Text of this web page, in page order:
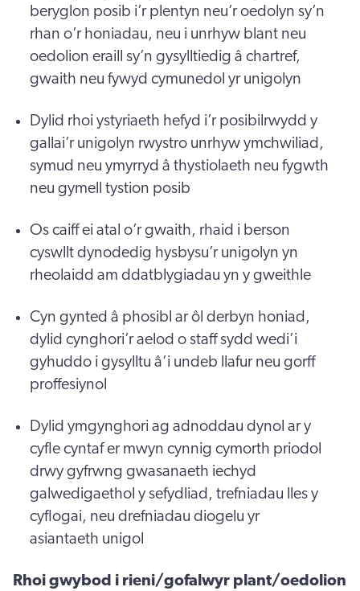
beryglon posib i’r plentyn neu’r oedolyn sy’n
rhan o’r honiadau, neu i unrhyw blant neu
oedolion eraill sy’n gysylltiedig â chartref,
gwaith neu fywyd cymunedol yr unigolyn
Dylid rhoi ystyriaeth hefyd i’r posibilrwydd y
gallai’r unigolyn rwystro unrhyw ymchwiliad,
symud neu ymyrryd â thystiolaeth neu fygwth
neu gymell tystion posib
Os caiff ei atal o’r gwaith, rhaid i berson
cyswllt dynodedig hysbysu’r unigolyn yn
rheolaidd am ddatblygiadau yn y gweithle
Cyn gynted â phosibl ar ôl derbyn honiad,
dylid cynghori’r aelod o staff sydd wedi’i
gyhuddo i gysylltu â’i undeb llafur neu gorff
proffesiynol
Dylid ymgynghori ag adnoddau dynol ar y
cyfle cyntaf er mwyn cynnig cymorth priodol
drwy gyfrwng gwasanaeth iechyd
galwedigaethol y sefydliad, trefniadau lles y
cyflogai, neu drefniadau diogelu yr
asiantaeth unigol
Rhoi gwybod i rieni/gofalwyr plant/oedolion